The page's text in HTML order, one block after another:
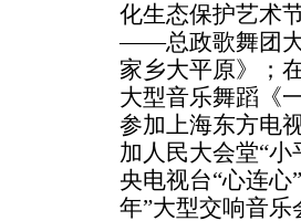
化生态保护艺术
——总政歌舞团大
家乡大平原》；
大型音乐舞蹈《
参加上海东方电
加人民大会堂“
央电视台“心连
年”大型交响音乐